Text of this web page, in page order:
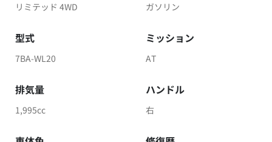
リミテッド 4WD ガソリン
型式
7BA-WL20
ミッション
AT
排気量
1,995cc
ハンドル
右